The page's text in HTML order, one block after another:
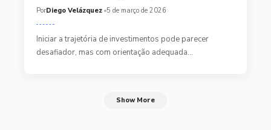
PorDiego Velázquez 5 de março de 2026
Iniciar a trajetória de investimentos pode parecer
desafiador, mas com orientação adequada…
Show More